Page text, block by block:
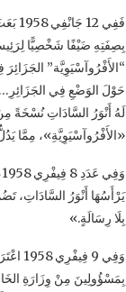
بِصِفَتِهِ ضَيْفًا شَخْصِيًّا
“الأَفْرُوآسْيَوِيَّة”
حَوْلَ الوَضْعِ فِي
لَهُ أَنْوَرُ السَّادَاتِ نُسْخَةً
«الأَفْرُوآسْيَوِيَّةِ»، مِمَّا
يَرْأَسُهَا أَنْوَرُ السَّادَاتِ،
بِلَا رِسَالَةٍ.»
وَفِي
بِمَسْؤُولِينَ مِنْ وِزَارَةِ